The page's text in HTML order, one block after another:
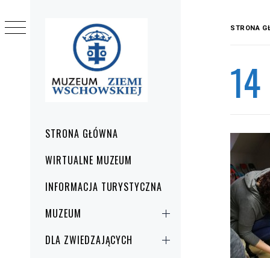
główneSTRONA GŁÓWNA
WIRTUALNE MUZEUM
INFORMACJA TURYSTYCZNA
MUZEUM
DLA ZWIEDZAJĄCYCH
STRONA
14